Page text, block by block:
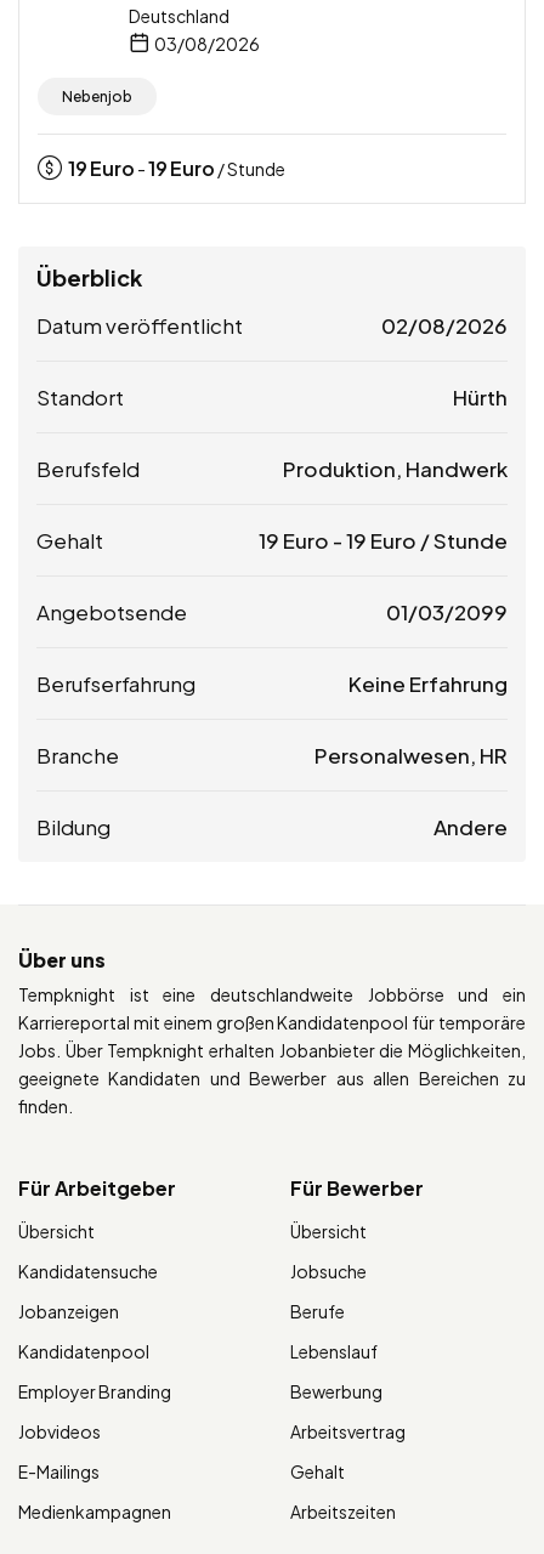
Deutschland
03/08/2026
Nebenjob
19Euro -19Euro / Stunde
Überblick
Datum veröffentlicht 02/08/2026
Standort Hürth
Berufsfeld Produktion, Handwerk
Gehalt 19 Euro -19 Euro / Stunde
Angebotsende 01/03/2099
Berufserfahrung Keine Erfahrung
Branche Personalwesen, HR
Bildung Andere
Über uns
Tempknight ist eine deutschlandweite Jobbörse und ein
Karriereportal mit einem großen Kandidatenpool für temporäre
Jobs. Über Tempknight erhalten Jobanbieter die Möglichkeiten,
geeignete Kandidaten und Bewerber aus allen Bereichen zu
finden.
Für Arbeitgeber
Übersicht
Kandidatensuche
Jobanzeigen
Kandidatenpool
Employer Branding
Jobvideos
E-Mailings
Medienkampagnen
Für Bewerber
Übersicht
Jobsuche
Berufe
Lebenslauf
Bewerbung
Arbeitsvertrag
Gehalt
Arbeitszeiten